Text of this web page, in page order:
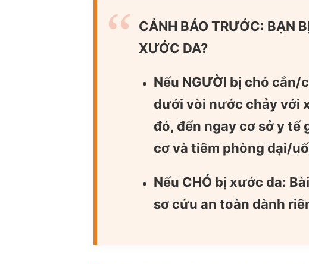
CẢNH BÁO TRƯỚC: BẠN
XƯỚC DA?
Nếu NGƯỜI bị chó cắn/
dưới vòi nước chảy với
đó, đến ngay cơ sở y tế
cơ và tiêm phòng dại/
Nếu CHÓ bị xước da:
sơ cứu an toàn dành